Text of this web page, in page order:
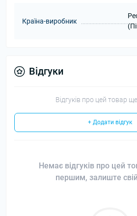
Країна-виробник
Відгуки
Відгуків про цей товар
+ Додати відгук
Немає відгуків про цей
першим, залиште свій